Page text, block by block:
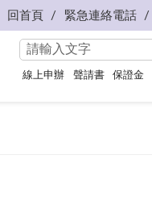
回首頁 緊急連絡電話
線上申辦 聲請書 保證金